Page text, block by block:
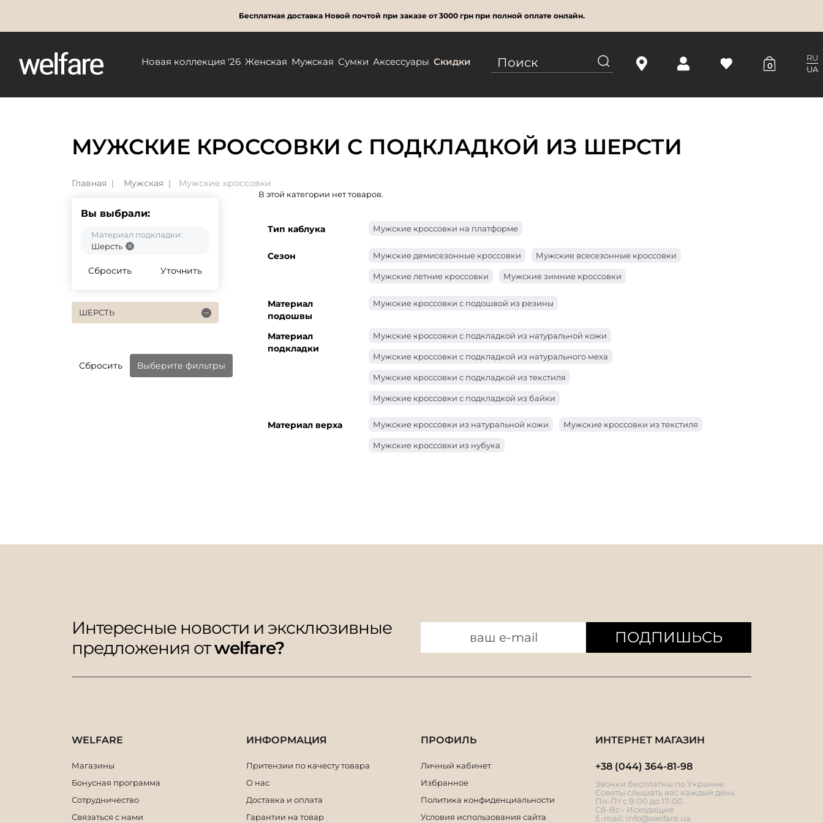
Бесплатная доставка Новой почтой при заказе от 3000 грн при полной оплате онлайн.
Новая коллекция '26 Женская Мужская Сумки Аксессуары Скидки 0
RU
UA
МУЖСКИЕ КРОССОВКИ С ПОДКЛАДКОЙ ИЗ ШЕРСТИ
Главная Мужская Мужские кроссовки
Вы выбрали:
Материал подкладки:
Шерсть
Сбросить Уточнить
ШЕРСТЬ
Сбросить Выберите фильтры
В этой категории нет товаров.
Тип каблука Мужские кроссовки на платформе
Сезон Мужские демисезонные кроссовки Мужские всесезонные кроссовки
Мужские летние кроссовки Мужские зимние кроссовки
Материал
подошвы
Мужские кроссовки с подошвой из резины
Материал
подкладки
Мужские кроссовки с подкладкой из натуральной кожи
Мужские кроссовки с подкладкой из натурального меха
Мужские кроссовки с подкладкой из текстиля
Мужские кроссовки с подкладкой из байки
Материал верха Мужские кроссовки из натуральной кожи Мужские кроссовки из текстиля
Мужские кроссовки из нубука
Интересные новости и эксклюзивные
предложения отwelfare?
ПОДПИШЬСЬ
WELFARE
Магазины
Бонусная программа
Сотрудничество
Связаться с нами
ИНФОРМАЦИЯ
Притензии по качесту товара
О нас
Доставка и оплата
Гарантии на товар
ПРОФИЛЬ
Личный кабинет
Избранное
Политика конфиденциальности
Условия использования сайта
ИНТЕРНЕТ МАГАЗИН
+38 (044) 364-81-98
Звонки бесплатны по Украине.
Советы слышать вас каждый день
Пн-Пт с 9-00 до 17-00.
Сб-Вс - Исходящие
E-mail: info@welfare.ua